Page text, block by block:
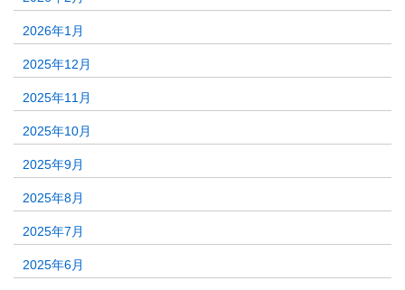
2026年1月
2025年12月
2025年11月
2025年10月
2025年9月
2025年8月
2025年7月
2025年6月